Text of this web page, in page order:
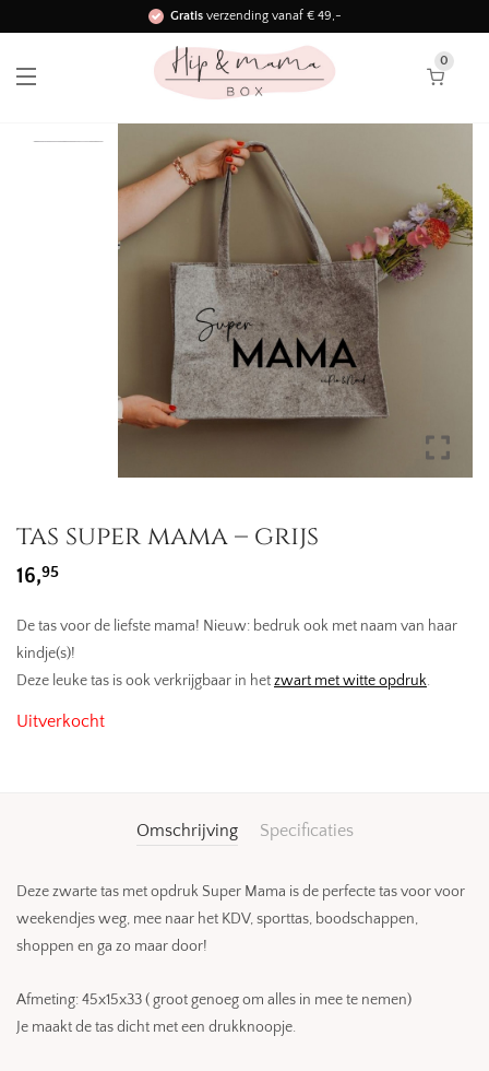
Gratisverzending vanaf € 49,-
Binnen 3 werkdagen in huis!
0
tas super mama – grijs
16,95
De tas voor de liefste mama! Nieuw: bedruk ook met naam van haar
kindje(s)!
Deze leuke tas is ook verkrijgbaar in hetzwart met witte opdruk.
Uitverkocht
Omschrijving Specificaties
Deze zwarte tas met opdruk Super Mama is de perfecte tas voor voor
weekendjes weg, mee naar het KDV, sporttas, boodschappen,
shoppen en ga zo maar door!
Afmeting: 45x15x33 ( groot genoeg om alles in mee te nemen)
Je maakt de tas dicht met een drukknoopje.